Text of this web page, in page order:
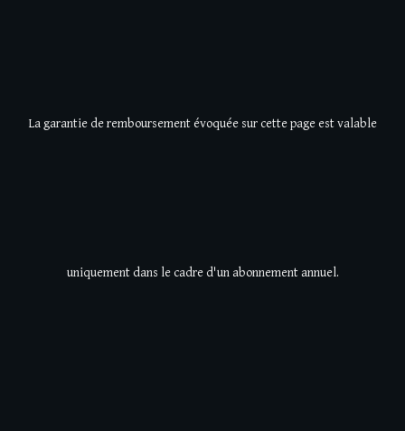
La garantie de remboursement évoquée sur cette page est valable
uniquement dans le cadre d'un abonnement annuel.